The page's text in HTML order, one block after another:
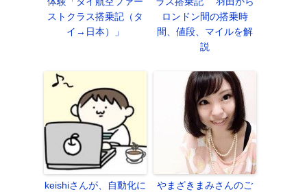
ストクラス搭乗記（タ
イ→日本）」
ロンドン間の搭乗時
間、値段、マイルを解
説
keishiさんが、自動化に やまざきまみさんのご